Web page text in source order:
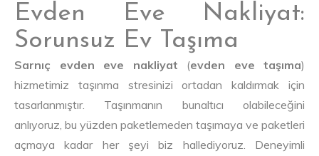
Evden Eve Nakliyat:
Sorunsuz Ev Taşıma
Sarnıç evden eve nakliyat (evden eve taşıma)
hizmetimiz taşınma stresinizi ortadan kaldırmak için
tasarlanmıştır. Taşınmanın bunaltıcı olabileceğini
anlıyoruz, bu yüzden paketlemeden taşımaya ve paketleri
açmaya kadar her şeyi biz hallediyoruz. Deneyimli